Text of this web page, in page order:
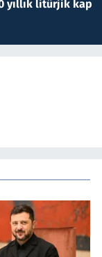
yıllık litürjik kap